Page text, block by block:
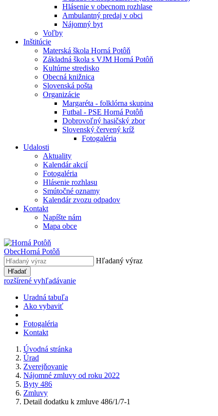
Hlásenie v obecnom rozhlase
Ambulantný predaj v obci
Nájomný byt
Voľby
Inštitúcie
Materská škola Horná Potôň
Základná škola s VJM Horná Potôň
Kultúrne stredisko
Obecná knižnica
Slovenská pošta
Organizácie
Margaréta - folklórna skupina
Futbal - PSE Horná Potôň
Dobrovoľný hasičský zbor
Slovenský červený kríž
Fotogaléria
Udalosti
Aktuality
Kalendár akcií
Fotogaléria
Hlásenie rozhlasu
Smútočné oznamy
Kalendár zvozu odpadov
Kontakt
Napíšte nám
Mapa obce
ObecHorná Potôň
Hľadaný výraz
Hľadať
rozšírené vyhľadávanie
Uradná tabuľa
Ako vybaviť
Fotogaléria
Kontakt
Úvodná stránka
Úrad
Zverejňovanie
Nájomné zmluvy od roku 2022
Byty 486
Zmluvy
Detail dodatku k zmluve 486/1/7-1